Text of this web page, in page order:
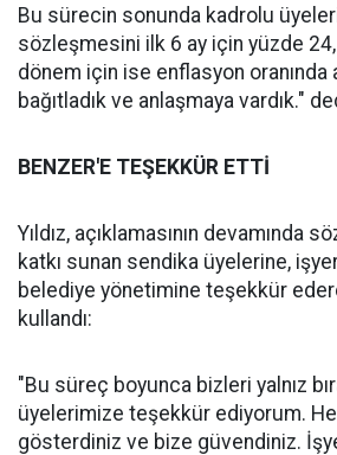
Bu sürecin sonunda kadrolu
sözleşmesini ilk 6 ay için yüzde 24,
dönem için ise enflasyon oranında
bağıtladık ve anlaşmaya vardık."
BENZER'E TEŞEKKÜR ETTİ
Yıldız, açıklamasının devamında
katkı sunan sendika üyelerine,
belediye yönetimine teşekkür
kullandı:
"Bu süreç boyunca bizleri yalnız
üyelerimize teşekkür ediyorum.
gösterdiniz ve bize güvendiniz.